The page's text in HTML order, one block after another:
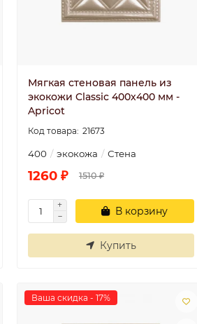
Мягкая стеновая панель из
экокожи Classic 400х400 мм -
Apricot
21673
400 экокожа Стена
1260 ₽ 1510 ₽
В корзину
Купить
Ваша скидка - 17%